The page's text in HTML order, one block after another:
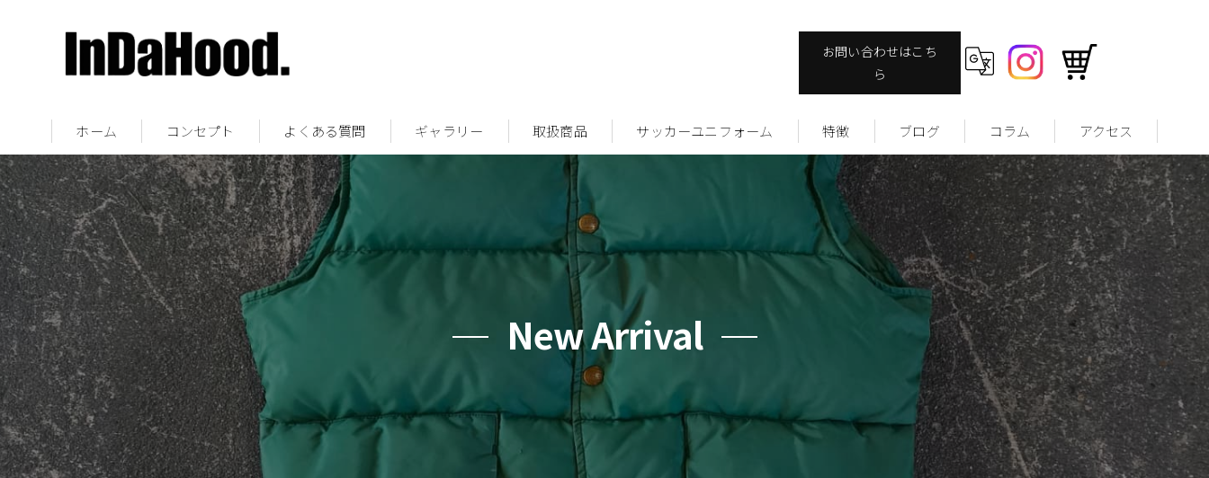
お問い合わせはこち
ら
ホーム コンセプト よくある質問 ギャラリー 取扱商品 サッカーユニフォーム 特徴
ヴィンテージ
ファッション
ストリート
サッカーユニフォームについて
ブログ コラム アクセス
New Arrival